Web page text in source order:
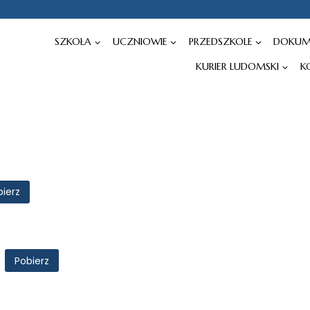
SZKOŁA UCZNIOWIE PRZEDSZKOLE
KURIER LUDOMSKI
Pobierz